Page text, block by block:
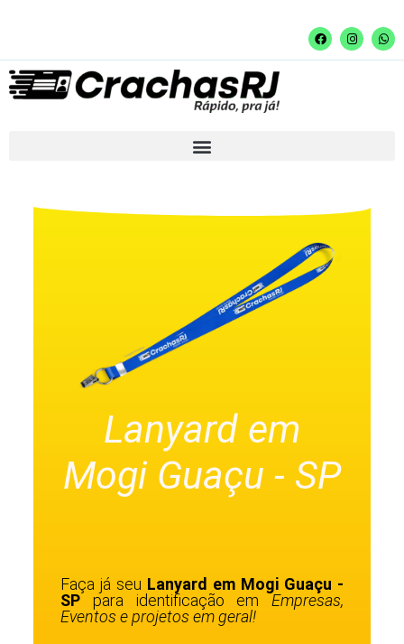
Lanyard em
Mogi Guaçu - SP
Faça já seu Lanyard em Mogi Guaçu -
SP para identificação em Empresas,
Eventos e projetos em geral!